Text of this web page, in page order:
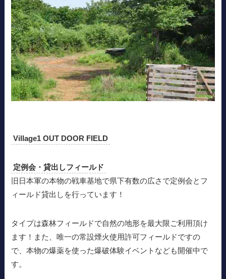
Village1 OUT DOOR FIELD
定例会・貸出しフィールド
旧日本軍の本物の戦車基地で県下有数の広さで定例会とフ
ィールド貸出しを行っています！
タイプは森林フィールドで自然の地形を最大限ご利用頂け
ます！また、唯一の常設煙火使用許可フィールドですの
で、本物の爆薬を使った爆破体験イベントなども開催中で
す。